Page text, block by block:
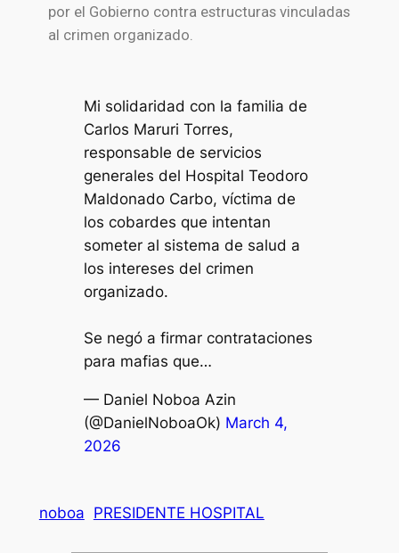
por el Gobierno contra estructuras vinculadas
al crimen organizado.
Mi solidaridad con la familia de
Carlos Maruri Torres,
responsable de servicios
generales del Hospital Teodoro
Maldonado Carbo, víctima de
los cobardes que intentan
someter al sistema de salud a
los intereses del crimen
organizado.
Se negó a firmar contrataciones
para mafias que…
— Daniel Noboa Azin
(@DanielNoboaOk) March 4,
2026
noboa PRESIDENTE HOSPITAL